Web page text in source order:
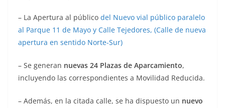
– La Apertura al público del Nuevo vial público paralelo
al Parque 11 de Mayo y Calle Tejedores, (Calle de nueva
apertura en sentido Norte-Sur)
– Se generan nuevas 24 Plazas de Aparcamiento,
incluyendo las correspondientes a Movilidad Reducida.
– Además, en la citada calle, se ha dispuesto un nuevo